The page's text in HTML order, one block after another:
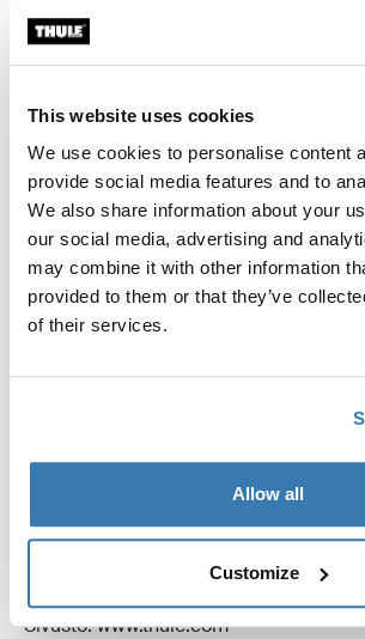
This website uses cookies
We use cookies to personalise content
provide social media features and to
We also share information about your
our social media, advertising and
may combine it with other information
provided to them or that they’ve
of their services.
Allow all
Customize
Kätevä ja taitettava säilytyslaatikko.
Toggle features
Kaikki ominaisuudet
Toggle techspec
Tekniset tiedot
Arvostelut
Tavaramerkin rekisteröinti: Thule
Valmistajan osoite: Borggatan 5, 335
Sivusto: www.thule.com